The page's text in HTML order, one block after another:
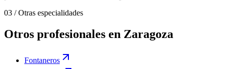
03 /Otras especialidades
Otros profesionales en Zaragoza
Fontaneros